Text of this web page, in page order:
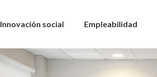
Innovación social Empleabilidad